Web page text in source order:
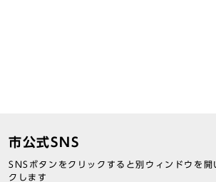
市公式SNS
SNSボタンをクリックすると別ウィンドウを開
クします